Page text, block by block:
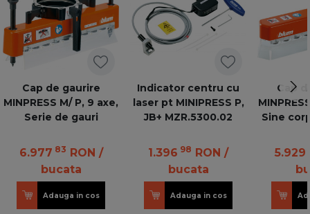
Cap de gaurire
MINPRESS M/ P, 9 axe,
Serie de gauri
6.977 83 RON /
bucata
Adauga in cos
Indicator centru cu
laser pt MINIPRESS P,
JB+ MZR.5300.02
1.396 98 RON /
bucata
Adauga in cos
Cap
Sine
5.929